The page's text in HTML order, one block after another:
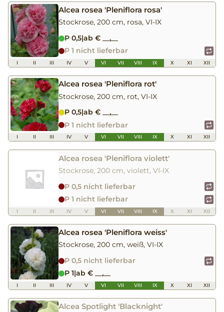
Alcea rosea 'Pleniflora rosa'
Stockrose, 200 cm, rosa, VI-IX
P 0,5|ab € __,__
P 1 nicht lieferbar
I II III IV V VI VII VIII IX X XI XII
Alcea rosea 'Pleniflora rot'
Stockrose, 200 cm, rot, VI-IX
P 0,5|ab € __,__
P 1 nicht lieferbar
I II III IV V VI VII VIII IX X XI XII
Alcea rosea 'Pleniflora violett'
Stockrose, 200 cm, violett, VI-IX
P 0,5 nicht lieferbar
P 1 nicht lieferbar
I II III IV V VI VII VIII IX X XI XII
Alcea rosea 'Pleniflora weiss'
Stockrose, 200 cm, weiß, VI-IX
P 0,5 nicht lieferbar
P 1|ab € __,__
I II III IV V VI VII VIII IX X XI XII
Alcea Spotlight 'Blacknight'